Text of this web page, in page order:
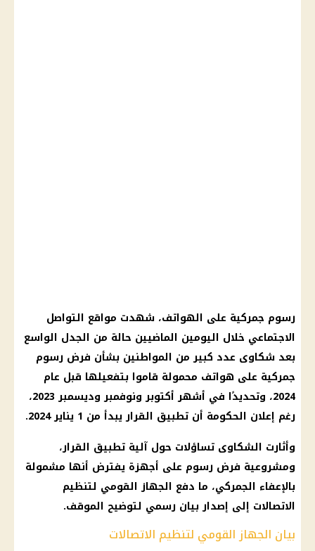
رسوم جمركية على الهواتف، شهدت مواقع التواصل
الاجتماعي خلال اليومين الماضيين حالة من الجدل الواسع
بعد شكاوى عدد كبير من المواطنين بشأن فرض رسوم
جمركية على هواتف محمولة قاموا بتفعيلها قبل عام
2024، وتحديدًا في أشهر أكتوبر ونوفمبر وديسمبر 2023،
رغم إعلان الحكومة أن تطبيق القرار يبدأ من 1 يناير 2024.
وأثارت الشكاوى تساؤلات حول آلية تطبيق القرار،
ومشروعية فرض رسوم على أجهزة يفترض أنها مشمولة
بالإعفاء الجمركي، ما دفع الجهاز القومي لتنظيم
الاتصالات إلى إصداربيان رسمي لتوضيح الموقف.
بيان الجهاز القومي لتنظيم الاتصالات